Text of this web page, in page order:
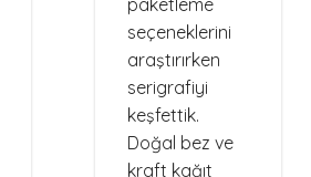
paketleme
seçeneklerini
araştırırken
serigrafiyi
keşfettik.
Doğal bez ve
kraft kağıt